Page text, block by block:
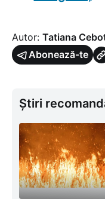
Autor: Tatiana
Abonează-te
Știri